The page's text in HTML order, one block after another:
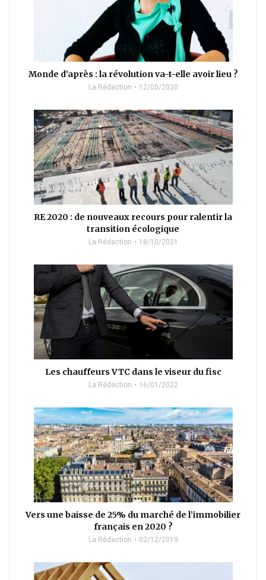
Monde d’après : la révolution va-t-elle avoir lieu ?
La Rédaction 12/05/2020
RE 2020 : de nouveaux recours pour ralentir la
transition écologique
La Rédaction 18/10/2021
Les chauffeurs VTC dans le viseur du fisc
La Rédaction 16/01/2022
Vers une baisse de 25% du marché de l’immobilier
français en 2020 ?
La Rédaction 02/12/2019